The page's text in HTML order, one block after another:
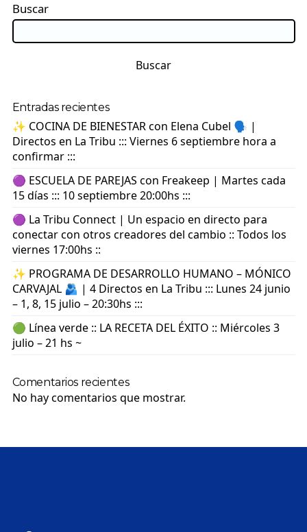
Buscar
Buscar
Entradas recientes
✨ COCINA DE BIENESTAR con Elena Cubel 🗣️ |
Directos en La Tribu ::: Viernes 6 septiembre hora a
confirmar :::
🟣 ESCUELA DE PAREJAS con Freakeep | Martes cada
15 días ::: 10 septiembre 20:00hs :::
🟣 La Tribu Connect | Un espacio en directo para
conectar con otros creadores del cambio :: Todos los
viernes 17:00hs ::
✨ PROGRAMA DE DESARROLLO HUMANO – MÓNICO
CARVAJAL 🫂 | 4 Directos en La Tribu ::: Lunes 24 junio
– 1, 8, 15 julio – 20:30hs :::
🟢 Línea verde :: LA RECETA DEL ÉXITO :: Miércoles 3
julio – 21 hs ~
Comentarios recientes
No hay comentarios que mostrar.